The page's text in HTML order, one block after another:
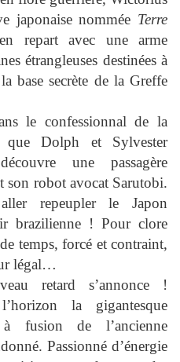
japonaise nommée Terre
repart avec une arme
étrangleuses destinées à
base secrète de la Greffe
le confessionnal de la
que Dolph et Sylvester
une passagère
son robot avocat Sarutobi.
repeupler le Japon
brazilienne ! Pour clore
temps, forcé et contraint,
légal…
retard s’annonce !
la gigantesque
fusion de l’ancienne
Passionné d’énergie